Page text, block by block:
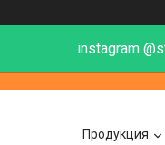
instagram
Продукция